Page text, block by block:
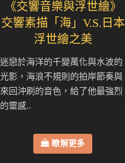
《交響音樂與浮世繪》
交響素描「海」V.S.日本
浮世繪之美
迷戀於海洋的千變萬化與水波的
光影，海浪不規則的拍岸節奏與
來回沖刷的音色，給了他最強烈
的靈感..
瞭解更多